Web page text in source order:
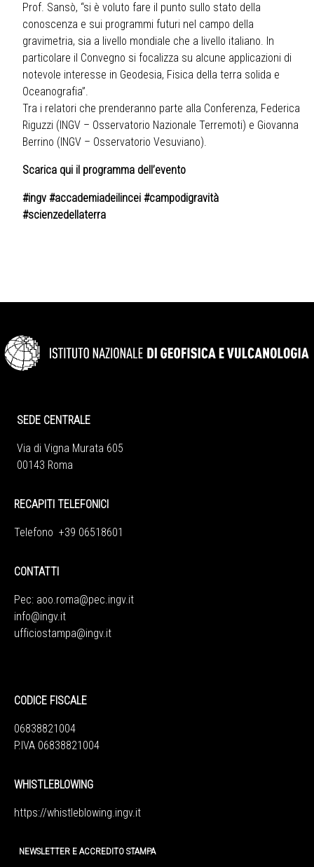
Prof. Sansò, “si è voluto fare il punto sullo stato della
conoscenza e sui programmi futuri nel campo della
gravimetria, sia a livello mondiale che a livello italiano. In
particolare il Convegno si focalizza su alcune applicazioni di
notevole interesse in Geodesia, Fisica della terra solida e
Oceanografia”.
Tra i relatori che prenderanno parte alla Conferenza, Federica
Riguzzi (INGV – Osservatorio Nazionale Terremoti) e Giovanna
Berrino (INGV – Osservatorio Vesuviano).
Scarica qui il programma dell’evento
#ingv #accademiadeilincei #campodigravità
#scienzedellaterra
SEDE CENTRALE
Via di Vigna Murata 605
00143 Roma
RECAPITI TELEFONICI
Telefono +39 06518601
CONTATTI
Pec: aoo.roma@pec.ingv.it
info@ingv.it
ufficiostampa@ingv.it
CODICE FISCALE
06838821004
P.IVA 06838821004
WHISTLEBLOWING
https://whistleblowing.ingv. it
NEWSLETTER E ACCREDITO STAMPA